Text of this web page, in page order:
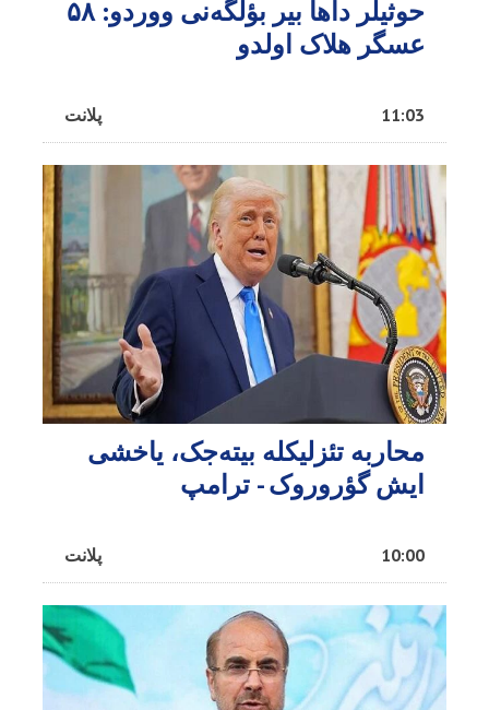
حوثیلر داها بیر بؤلگه‌نی ووردو: ۵۸
عسگر هلاک اولدو
پلانت 11:03
محاربه تئزلیکله بیته‌جک، یاخشی
ایش گؤروروک - ترامپ
پلانت 10:00